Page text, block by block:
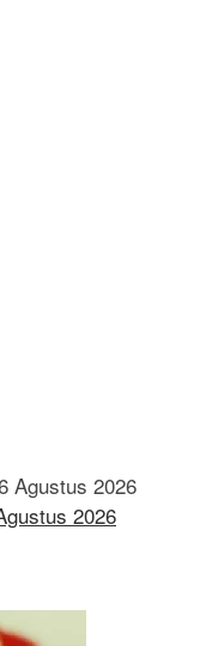
Agustus 2026
2026